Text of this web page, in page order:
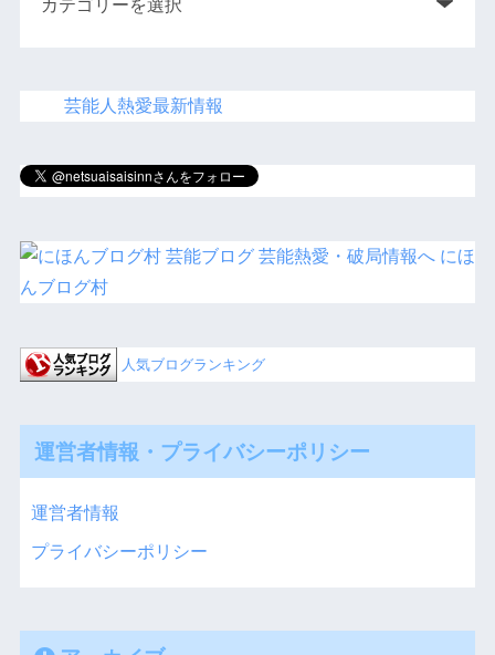
芸能人熱愛最新情報
にほ
んブログ村
人気ブログランキング
運営者情報・プライバシーポリシー
運営者情報
プライバシーポリシー